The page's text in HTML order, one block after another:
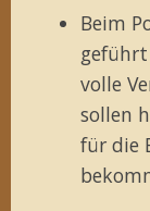
Beim
volle
sollen
für die